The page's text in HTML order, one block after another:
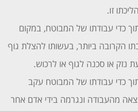
זו.
כדי עבודתו של המבוטח, במקום
הקרובה ביותר, בעשותו להצלת גוף
נזק או סכנה לגוף או לרכוש.
כדי עבודתו של המבוטח עקב
מהעבודה ונגרמה בידי אדם אחר